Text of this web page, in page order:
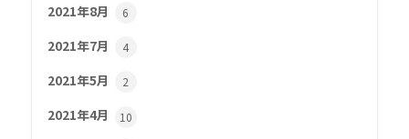
2021年8月 6
2021年7月 4
2021年5月 2
2021年4月 10